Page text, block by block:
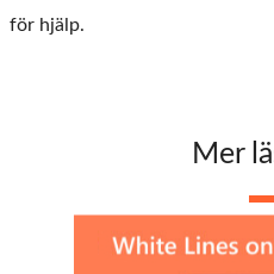
för hjälp.
Mer